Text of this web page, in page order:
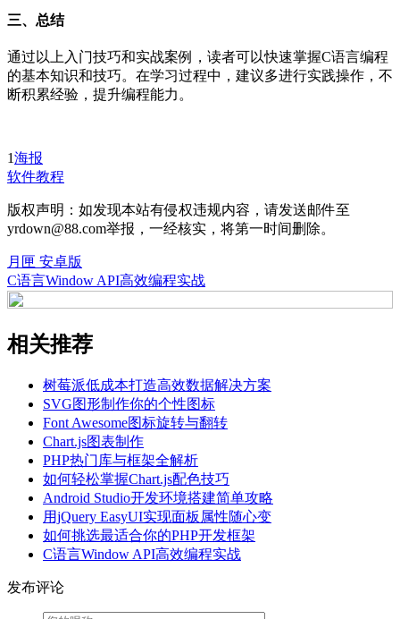
三、总结
通过以上入门技巧和实战案例，读者可以快速掌握C语言编程
的基本知识和技巧。在学习过程中，建议多进行实践操作，不
断积累经验，提升编程能力。
1海报
软件教程
版权声明：如发现本站有侵权违规内容，请发送邮件至
yrdown@88.com举报，一经核实，将第一时间删除。
月匣 安卓版
C语言Window API高效编程实战
相关推荐
树莓派低成本打造高效数据解决方案
SVG图形制作你的个性图标
Font Awesome图标旋转与翻转
Chart.js图表制作
PHP热门库与框架全解析
如何轻松掌握Chart.js配色技巧
Android Studio开发环境搭建简单攻略
用jQuery EasyUI实现面板属性随心变
如何挑选最适合你的PHP开发框架
C语言Window API高效编程实战
发布评论